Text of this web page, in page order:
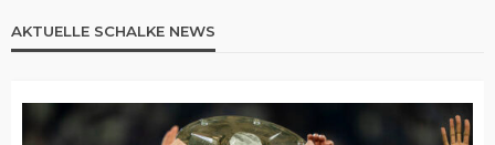
AKTUELLE SCHALKE NEWS